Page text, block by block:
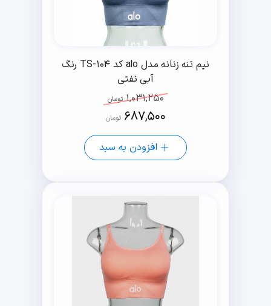
نیم تنه زنانه مدل alo کد TS-104 رنگ
آبی نفتی
1,031,250 تومان
687,500 تومان
افزودن به سبد